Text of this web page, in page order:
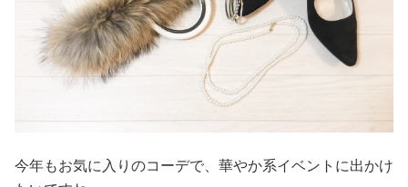
今年もお気に入りのコーデで、華やか系イベントに出かけ